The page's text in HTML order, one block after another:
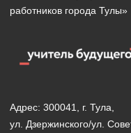
работников города Тулы»
Адрес: 300041, г. Тула,
ул. Дзержинского/ул.